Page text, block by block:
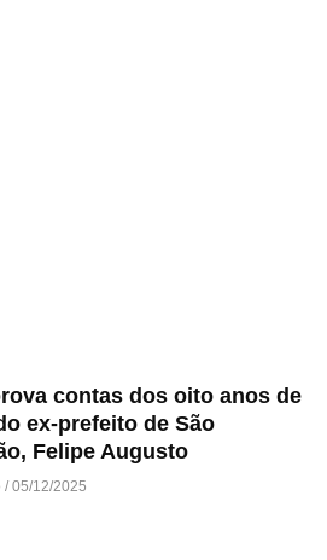
contas dos oito anos de
ex-prefeito de São
Felipe Augusto
05/12/2025